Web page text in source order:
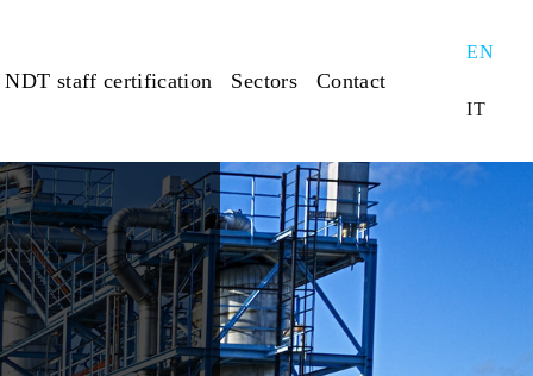
NDT staff certification Sectors Contact
EN
IT